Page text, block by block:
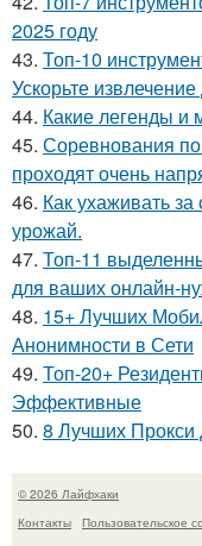
2025 году
43. Топ-10
Ускорьте
44. Какие легенды и
45. Соревнования
проходят очень
46. Как ухаживать
урожай.
47. Топ-11
для ваших онлайн-
48. 15+ Лучших
Анонимности в Сети
49. Топ-20+
Эффективные
50. 8 Лучших Прокси
© 2026 Лайфхаки
Контакты
Пользовательское